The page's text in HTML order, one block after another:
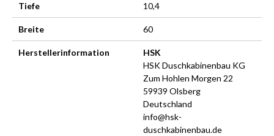
Tiefe 10,4
Breite 60
Herstellerinformation
HSK
HSK Duschkabinenbau KG
Zum Hohlen Morgen 22
59939 Olsberg
Deutschland
info@hsk-
duschkabinenbau.de